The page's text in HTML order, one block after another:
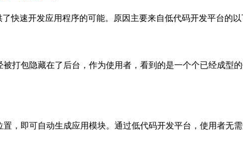
快速开发应用程序的可能。原因主要来自低代码开发平台的以
打包隐藏在了后台，作为使用者，看到的是一个个已经成型
，即可自动生成应用模块。通过低代码开发平台，使用者无